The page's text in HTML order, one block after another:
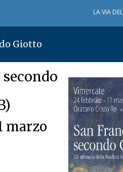
LA VIA
Giotto
secondo
marzo